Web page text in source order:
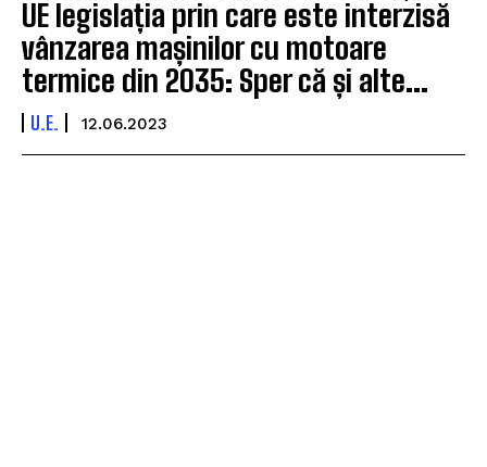
UE legislația prin care este interzisă
vânzarea mașinilor cu motoare
termice din 2035: Sper că și alte...
U.E. 12.06.2023